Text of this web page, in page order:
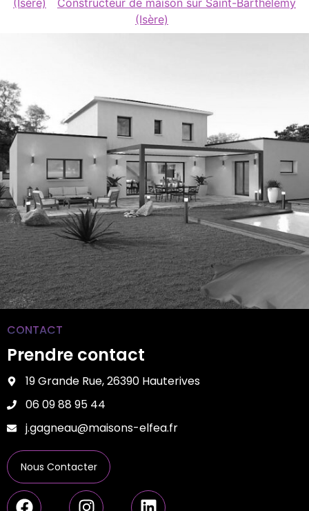
(Isère)
CONTACT
Prendre contact
19 Grande Rue, 26390 Hauterives
06 09 88 95 44
j.gagneau@maisons-elfea.fr
Nous Contacter